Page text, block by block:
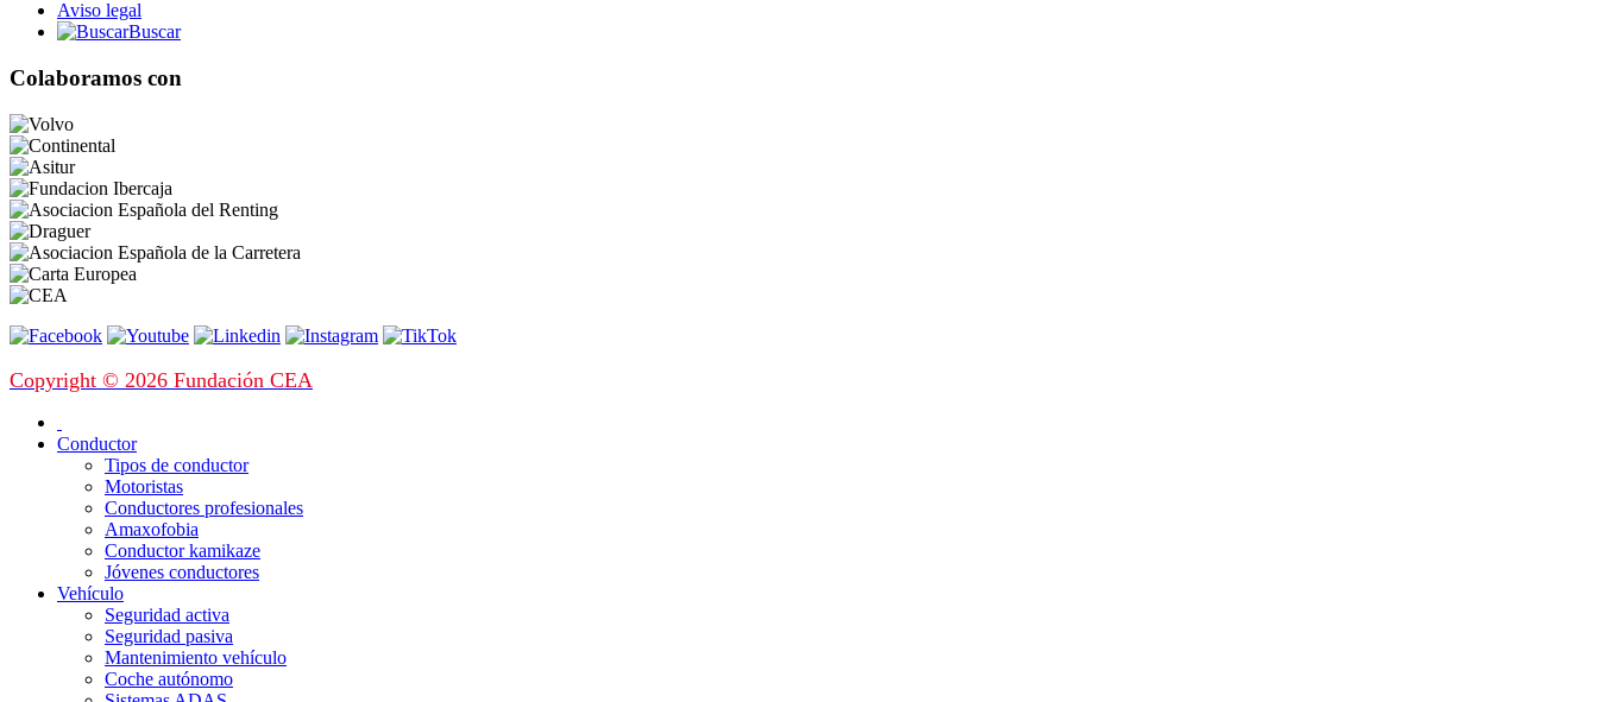
Aviso legal
Buscar
Colaboramos con
Copyright © 2026 Fundación CEA
Conductor
Tipos de conductor
Motoristas
Conductores profesionales
Amaxofobia
Conductor kamikaze
Jóvenes conductores
Vehículo
Seguridad activa
Seguridad pasiva
Mantenimiento vehículo
Coche autónomo